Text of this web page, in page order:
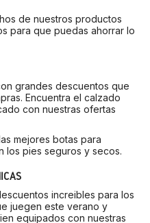
de nuestros productos
para que puedas ahorrar lo
grandes descuentos que
Encuentra el calzado
con nuestras ofertas
mejores botas para
los pies seguros y secos.
increibles para los
juegen este verano y
equipados con nuestras